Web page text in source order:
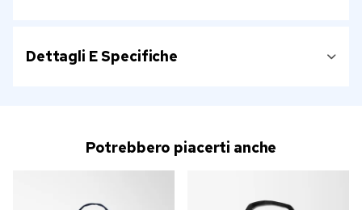
Dettagli E Specifiche
Potrebbero piacerti anche